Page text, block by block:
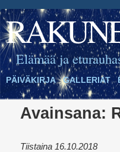
Elämää ja
PÄIVÄKIRJA GALLERIAT
Avainsana:
Tiistaina 16.10.2018